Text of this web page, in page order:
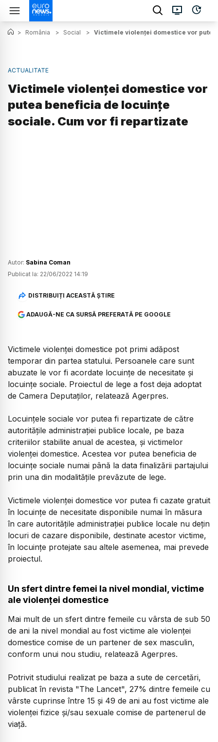
> România > Social > Victimele violenței domestice vor
ACTUALITATE
Victimele violenței domestice vor
putea beneficia de locuințe
sociale. Cum vor fi repartizate
Autor: Sabina Coman
Publicat la: 22/06/2022 14:19
DISTRIBUIȚI ACEASTĂ ȘTIRE
ADAUGĂ-NE CA SURSĂ PREFERATĂ PE GOOGLE
Victimele violenței domestice pot primi adăpost
temporar din partea statului. Persoanele care sunt
abuzate le vor fi acordate locuinţe de necesitate şi
locuinţe sociale. Proiectul de lege a fost deja adoptat
de Camera Deputaților, relatează Agerpres.
Locuinţele sociale vor putea fi repartizate de către
autorităţile administraţiei publice locale, pe baza
criteriilor stabilite anual de acestea, şi victimelor
violenţei domestice. Acestea vor putea beneficia de
locuinţe sociale numai până la data finalizării partajului
prin una din modalităţile prevăzute de lege.
Victimele violenţei domestice vor putea fi cazate gratuit
în locuinţe de necesitate disponibile numai în măsura
în care autorităţile administraţiei publice locale nu deţin
locuri de cazare disponibile, destinate acestor victime,
în locuinţe protejate sau altele asemenea, mai prevede
proiectul.
Un sfert dintre femei la nivel mondial, victime
ale violenţei domestice
Mai mult de un sfert dintre femeile cu vârsta de sub 50
de ani la nivel mondial au fost victime ale violenţei
domestice comise de un partener de sex masculin,
conform unui nou studiu, relatează Agerpres.
Potrivit studiului realizat pe baza a sute de cercetări,
publicat în revista "The Lancet", 27% dintre femeile cu
vârste cuprinse între 15 şi 49 de ani au fost victime ale
violenţei fizice şi/sau sexuale comise de partenerul de
viaţă.